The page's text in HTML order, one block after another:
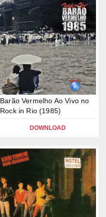
Barão Vermelho Ao Vivo no
Rock in Rio (1985)
DOWNLOAD